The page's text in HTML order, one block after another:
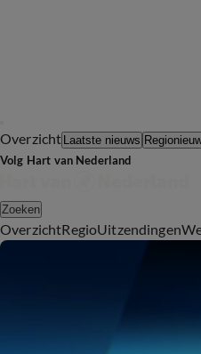
Overzicht Laatste nieuws
Volg Hart van Nederland
Zoeken
OverzichtRegioUitzendingen